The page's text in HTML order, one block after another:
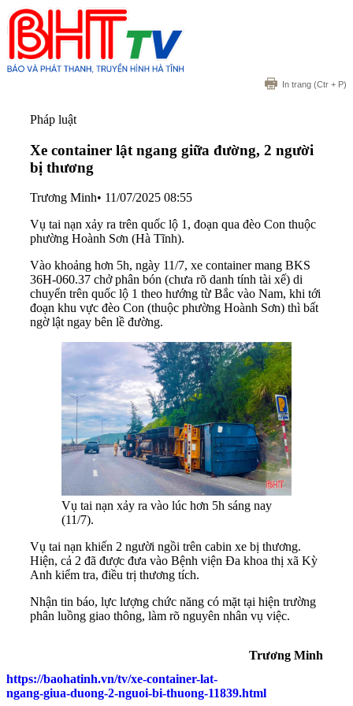
In trang (Ctr + P)
Pháp luật
Xe container lật ngang giữa đường, 2 người
bị thương
Trương Minh• 11/07/2025 08:55
Vụ tai nạn xảy ra trên quốc lộ 1, đoạn qua đèo Con thuộc
phường Hoành Sơn (Hà Tĩnh).
Vào khoảng hơn 5h, ngày 11/7, xe container mang BKS
36H-060.37 chở phân bón (chưa rõ danh tính tài xế) di
chuyển trên quốc lộ 1 theo hướng từ Bắc vào Nam, khi tới
đoạn khu vực đèo Con (thuộc phường Hoành Sơn) thì bất
ngờ lật ngay bên lề đường.
Vụ tai nạn xảy ra vào lúc hơn 5h sáng nay
(11/7).
Vụ tai nạn khiến 2 người ngồi trên cabin xe bị thương.
Hiện, cả 2 đã được đưa vào Bệnh viện Đa khoa thị xã Kỳ
Anh kiểm tra, điều trị thương tích.
Nhận tin báo, lực lượng chức năng có mặt tại hiện trường
phân luồng giao thông, làm rõ nguyên nhân vụ việc.
Trương Minh
https://baohatinh.vn/tv/xe-container-lat-
ngang-giua-duong-2-nguoi-bi-thuong-11839.html